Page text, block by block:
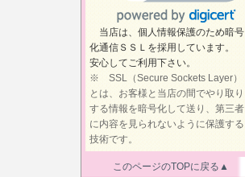
当店は、個人情報保護のため暗号
化通信ＳＳＬを採用しています。
安心してご利用下さい。
※ SSL（Secure Sockets Layer）
とは、お客様と当店の間でやり取り
する情報を暗号化して送り、第三者
に内容を見られないように保護する
技術です。
このページのTOPに戻る▲